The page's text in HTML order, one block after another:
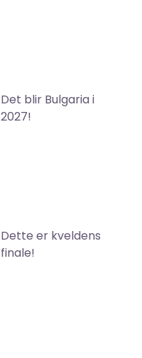
Det blir Bulgaria i
2027!
Dette er kveldens
finale!